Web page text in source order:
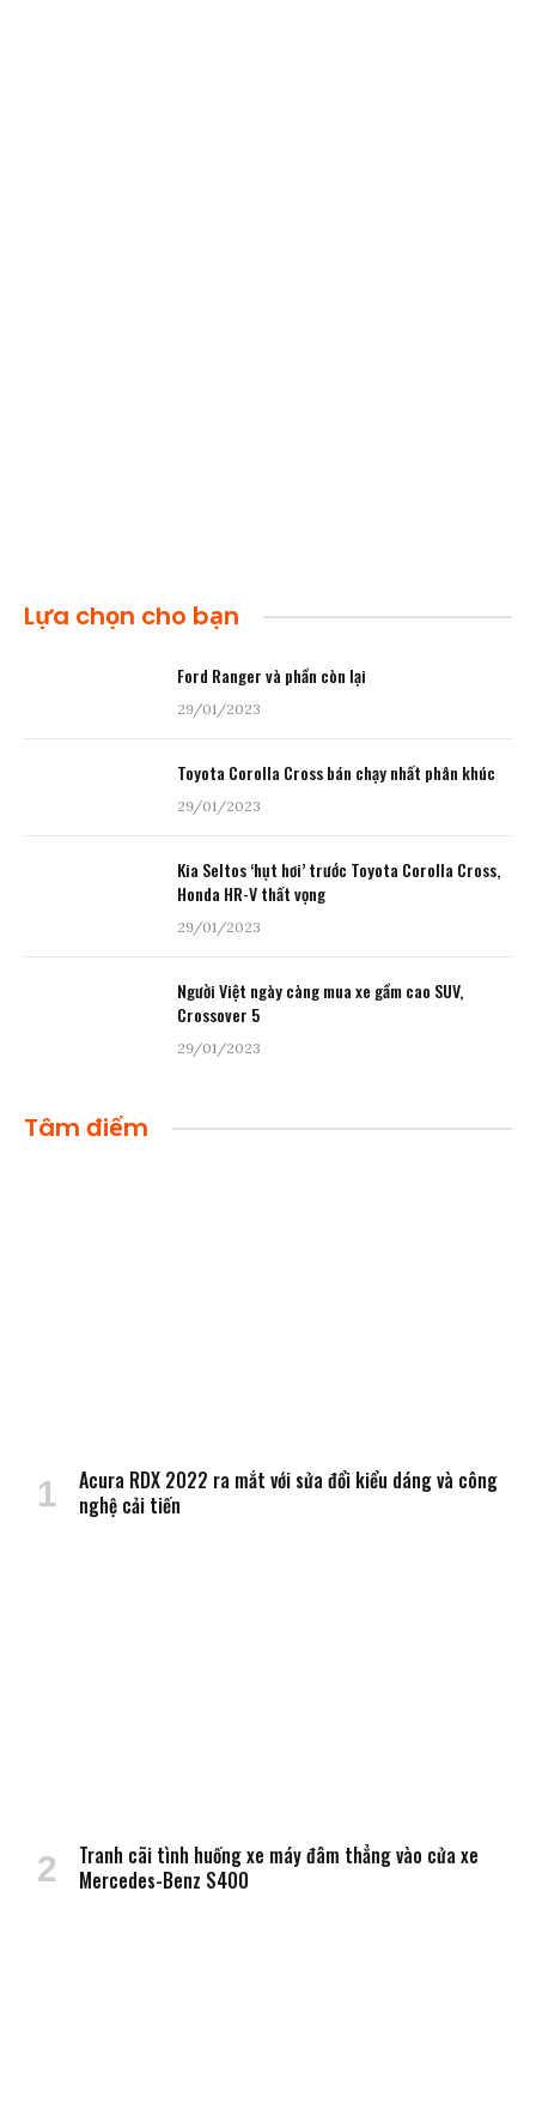
Lựa chọn cho bạn
Ford Ranger và phần còn lại
29/01/2023
Toyota Corolla Cross bán chạy nhất phân khúc
29/01/2023
Kia Seltos ‘hụt hơi’ trước Toyota Corolla Cross,
Honda HR-V thất vọng
29/01/2023
Người Việt ngày càng mua xe gầm cao SUV,
Crossover 5
29/01/2023
Tâm điểm
Acura RDX 2022 ra mắt với sửa đổi kiểu dáng và công
nghệ cải tiến
Tranh cãi tình huống xe máy đâm thẳng vào cửa xe
Mercedes-Benz S400